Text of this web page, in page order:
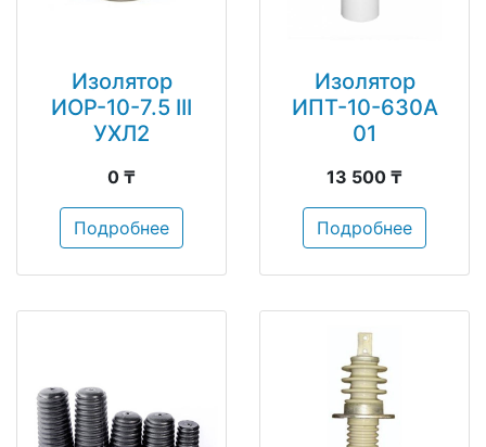
Изолятор
ИОР-10-7.5 III
УХЛ2
0 ₸
Подробнее
Изолятор
ИПТ-10-630А
01
13 500 ₸
Подробнее